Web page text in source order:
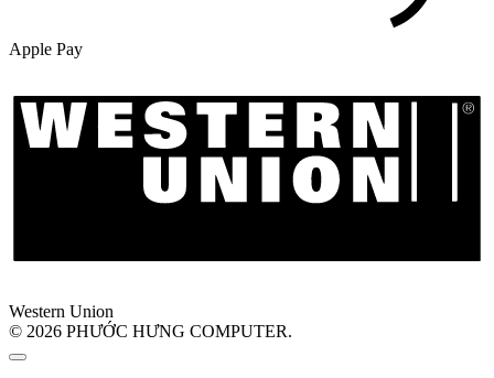
Apple Pay
Western Union
© 2026 PHƯỚC HƯNG COMPUTER.